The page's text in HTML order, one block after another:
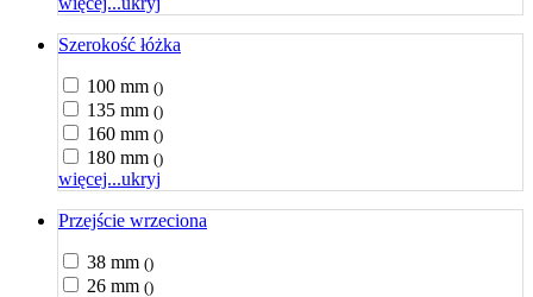
Szerokość łóżka
100 mm ()
135 mm ()
160 mm ()
180 mm ()
więcej...ukryj
Przejście wrzeciona
38 mm ()
26 mm ()